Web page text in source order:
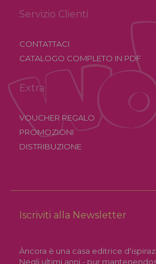
Servizio Clienti
CONTATTACI
CATALOGO COMPLETO IN PDF
Extra
VOUCHER REGALO
PROMOZIONI
DISTRIBUZIONE
Iscriviti alla Newsletter
Àncora è una casa editrice
Negli ultimi anni - pur